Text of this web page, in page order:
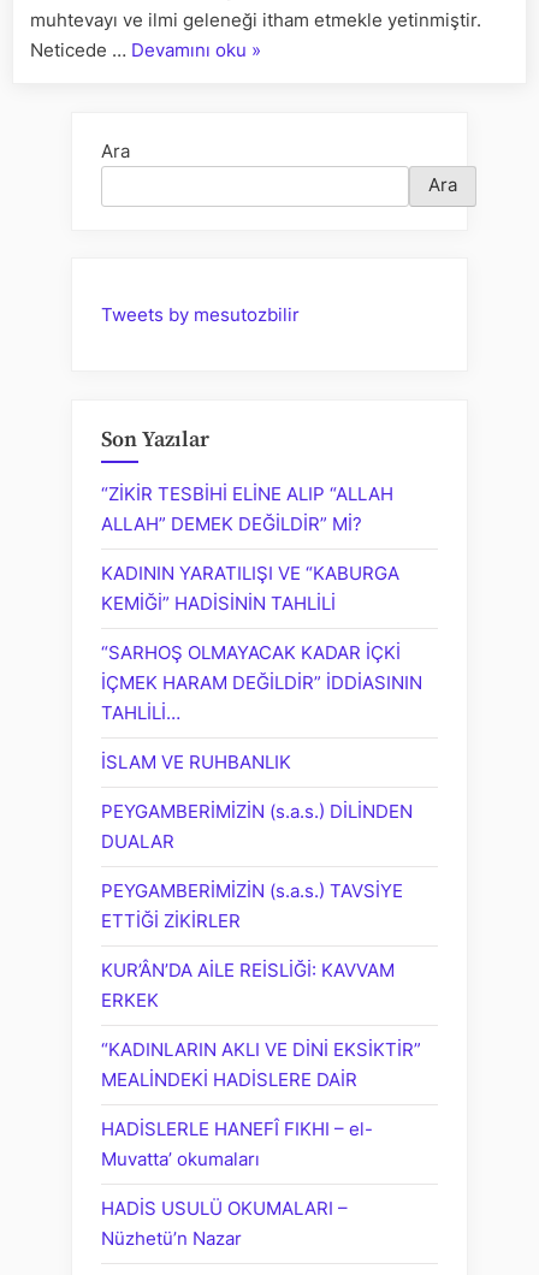
muhtevayı ve ilmi geleneği itham etmekle yetinmiştir.
Neticede … Devamını oku ““MÜSLÜMANLAR
İÇİN
»
Ara
Ara
Tweets by mesutozbilir
Son Yazılar
“ZİKİR TESBİHİ ELİNE ALIP “ALLAH
ALLAH” DEMEK DEĞİLDİR” Mİ?
KADININ YARATILIŞI VE “KABURGA
KEMİĞİ” HADİSİNİN TAHLİLİ
“SARHOŞ OLMAYACAK KADAR İÇKİ
İÇMEK HARAM DEĞİLDİR” İDDİASININ
TAHLİLİ…
İSLAM VE RUHBANLIK
PEYGAMBERİMİZİN (s.a.s.) DİLİNDEN
DUALAR
PEYGAMBERİMİZİN (s.a.s.) TAVSİYE
ETTİĞİ ZİKİRLER
KUR’ÂN’DA AİLE REİSLİĞİ: KAVVAM
ERKEK
“KADINLARIN AKLI VE DİNİ EKSİKTİR”
MEALİNDEKİ HADİSLERE DAİR
HADİSLERLE HANEFÎ FIKHI – el-
Muvatta’ okumaları
HADİS USULÜ OKUMALARI –
Nüzhetü’n Nazar